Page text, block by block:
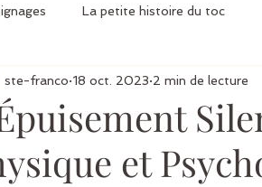
La petite histoire du toc
et
ste-franco 18 oct. 2023 2 min de lecture